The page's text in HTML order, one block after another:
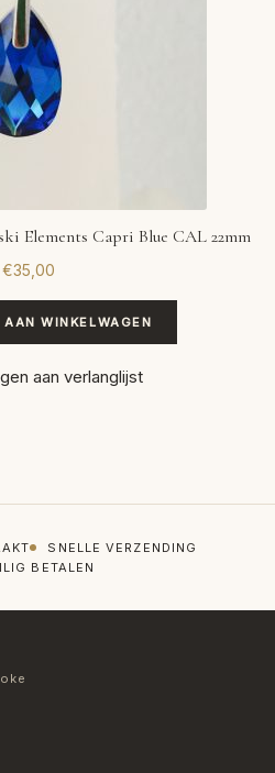
Elements Capri Blue CAL 22mm
€35,00
WINKELWAGEN
aan verlanglijst
SNELLE VERZENDING
BETALEN